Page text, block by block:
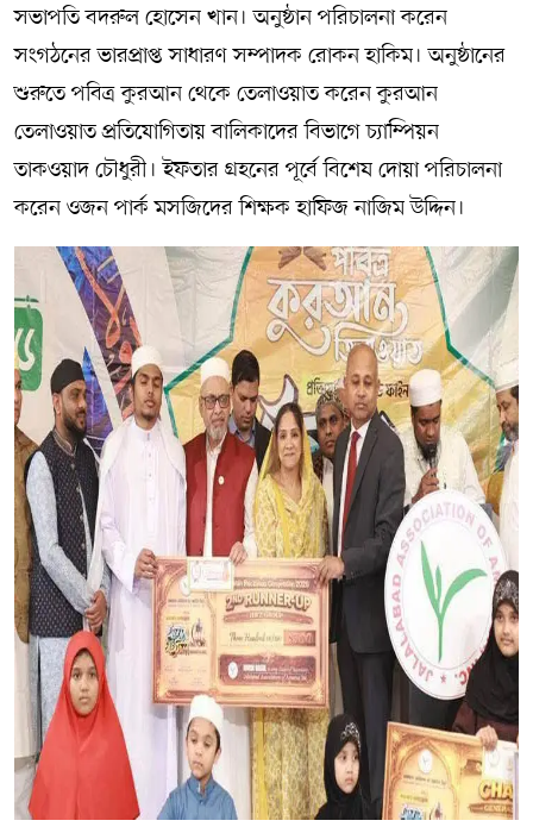
সভাপতি বদরুল হোসেন খান। অনুষ্ঠান পরিচালনা করেন
সংগঠনের ভারপ্রাপ্ত সাধারণ সম্পাদক রোকন হাকিম। অনুষ্ঠানের
শুরুতে পবিত্র কুরআন থেকে তেলাওয়াত করেন কুরআন
তেলাওয়াত প্রতিযোগিতায় বালিকাদের বিভাগে চ্যাম্পিয়ন
তাকওয়াদ চৌধুরী। ইফতার গ্রহনের পূর্বে বিশেষ দোয়া পরিচালনা
করেন ওজন পার্ক মসজিদের শিক্ষক হাফিজ নাজিম উদ্দিন।